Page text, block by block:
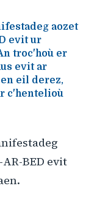
aozet
evit ur
troc'hoù er
evit ar
eil derez,
c'hentelioù
BED evit